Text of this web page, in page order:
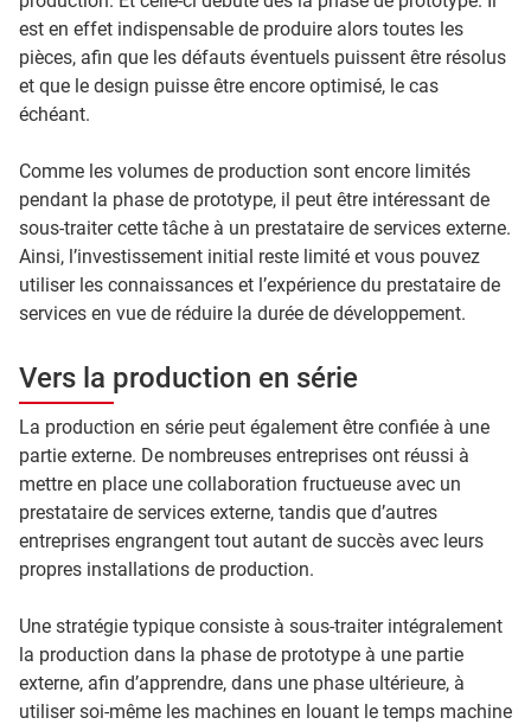
est en effet indispensable de produire alors toutes les
pièces, afin que les défauts éventuels puissent être résolus
et que le design puisse être encore optimisé, le cas
échéant.
Comme les volumes de production sont encore limités
pendant la phase de prototype, il peut être intéressant de
sous-traiter cette tâche à un prestataire de services externe.
Ainsi, l’investissement initial reste limité et vous pouvez
utiliser les connaissances et l’expérience du prestataire de
services en vue de réduire la durée de développement.
Vers la production en série
La production en série peut également être confiée à une
partie externe. De nombreuses entreprises ont réussi à
mettre en place une collaboration fructueuse avec un
prestataire de services externe, tandis que d’autres
entreprises engrangent tout autant de succès avec leurs
propres installations de production.
Une stratégie typique consiste à sous-traiter intégralement
la production dans la phase de prototype à une partie
externe, afin d’apprendre, dans une phase ultérieure, à
utiliser soi-même les machines en louant le temps machine